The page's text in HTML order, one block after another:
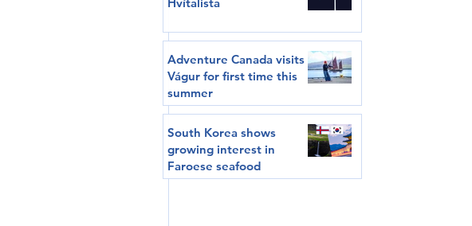
Adventure Canada visits
Vágur for first time this
summer
South Korea shows
growing interest in
Faroese seafood